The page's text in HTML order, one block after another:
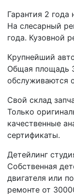
Гарантия 2 года
На слесарный
года. Кузовной
Крупнейший
Общая площадь
обслуживаются
Свой склад
Только
качественные
сертификаты.
Детейлинг
Собственная
двигателя или
ремонте от